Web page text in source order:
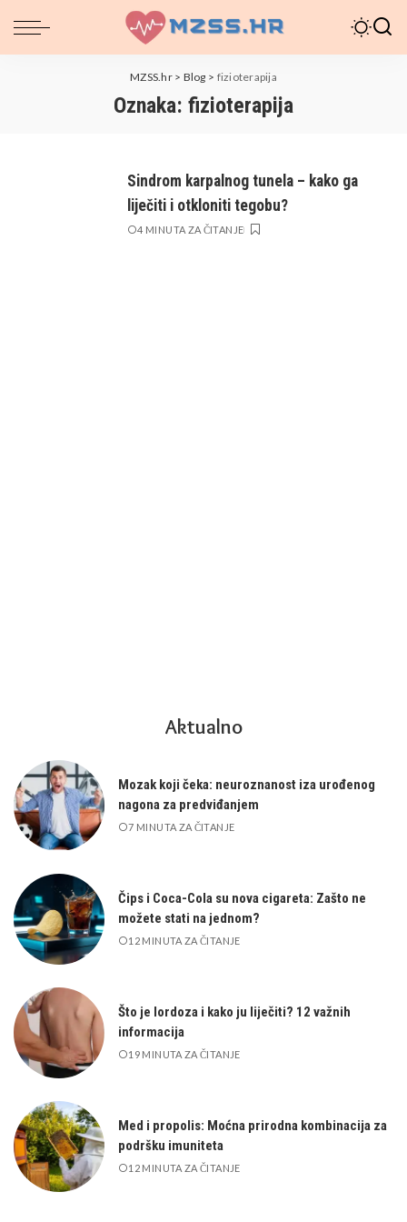
MZSS.hr> Blog > fizioterapija
Oznaka: fizioterapija
Sindrom karpalnog tunela – kako ga
liječiti i otkloniti tegobu?
4 MINUTA ZA ČITANJE
Aktualno
Mozak koji čeka: neuroznanost iza urođenog
nagona za predviđanjem
7 MINUTA ZA ČITANJE
Čips i Coca-Cola su nova cigareta: Zašto ne
možete stati na jednom?
12 MINUTA ZA ČITANJE
Što je lordoza i kako ju liječiti? 12 važnih
informacija
19 MINUTA ZA ČITANJE
Med i propolis: Moćna prirodna kombinacija za
podršku imuniteta
12 MINUTA ZA ČITANJE